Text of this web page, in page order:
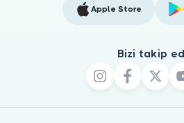
Apple Store
Bizi takip